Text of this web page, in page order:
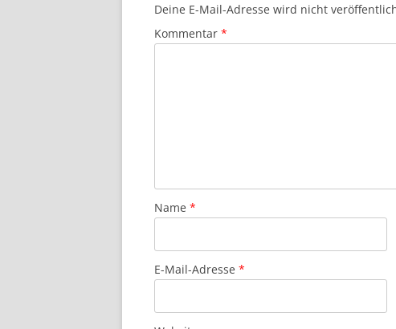
Deine E-Mail-Adresse wird nicht
Kommentar *
Name *
E-Mail-Adresse *